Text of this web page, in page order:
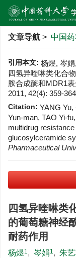
文章导航 > 中国
引用本文: 杨煜, 岑
四氢异喹啉类化合
胺合成酶和MDR1
2011, 42(4): 359-
Citation: YANG Yu,
Yun-man, TAO Yi-
multidrug
glucosylceramide
Pharmaceutical
四氢异喹啉类
的葡萄糖神经
耐药作用
杨煜1, 岑娟1, 朱